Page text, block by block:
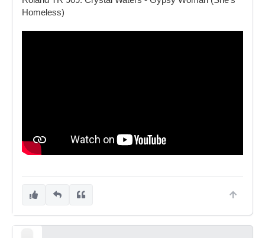
Homeless)